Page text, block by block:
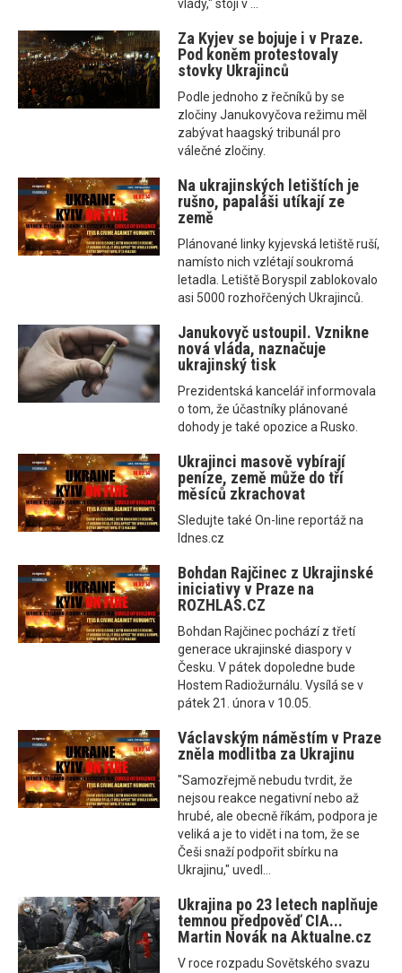
vlády," stojí v ...
Za Kyjev se bojuje i v Praze.
Pod koněm protestovaly
stovky Ukrajinců
Podle jednoho z řečníků by se
zločiny Janukovyčova režimu měl
zabývat haagský tribunál pro
válečné zločiny.
Na ukrajinských letištích je
rušno, papaláši utíkají ze
země
Plánované linky kyjevská letiště ruší,
namísto nich vzlétají soukromá
letadla. Letiště Boryspil zablokovalo
asi 5000 rozhořčených Ukrajinců.
Janukovyč ustoupil. Vznikne
nová vláda, naznačuje
ukrajinský tisk
Prezidentská kancelář informovala
o tom, že účastníky plánované
dohody je také opozice a Rusko.
Ukrajinci masově vybírají
peníze, země může do tří
měsíců zkrachovat
Sledujte také On-line reportáž na
Idnes.cz
Bohdan Rajčinec z Ukrajinské
iniciativy v Praze na
ROZHLAS.CZ
Bohdan Rajčinec pochází z třetí
generace ukrajinské diaspory v
Česku. V pátek dopoledne bude
Hostem Radiožurnálu. Vysílá se v
pátek 21. února v 10.05.
Václavským náměstím v Praze
zněla modlitba za Ukrajinu
"Samozřejmě nebudu tvrdit, že
nejsou reakce negativní nebo až
hrubé, ale obecně říkám, podpora je
veliká a je to vidět i na tom, že se
Češi snaží podpořit sbírku na
Ukrajinu," uvedl...
Ukrajina po 23 letech naplňuje
temnou předpověď CIA...
Martin Novák na Aktualne.cz
V roce rozpadu Sovětského svazu